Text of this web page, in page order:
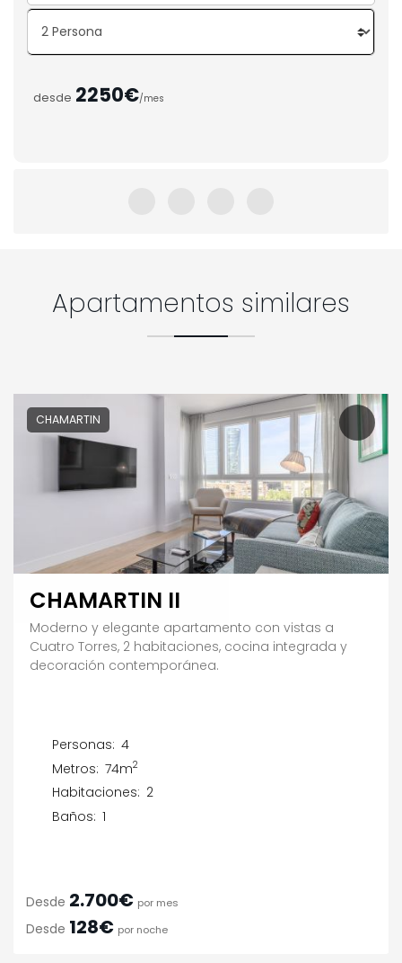
desde 2250€/mes
Apartamentos similares
CHAMARTIN
CHAMARTIN II
Moderno y elegante apartamento con vistas a
Cuatro Torres, 2 habitaciones, cocina integrada y
decoración contemporánea.
Personas: 4
Metros: 74m2
Habitaciones: 2
Baños: 1
Desde 2.700€ por mes
Desde 128€ por noche